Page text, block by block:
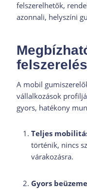
felszerelhetők,
azonnali, helyszíni
A mobil
vállalkozások
gyors, hatékony
Teljes
történik, nincs
várakozásra.
Gyors